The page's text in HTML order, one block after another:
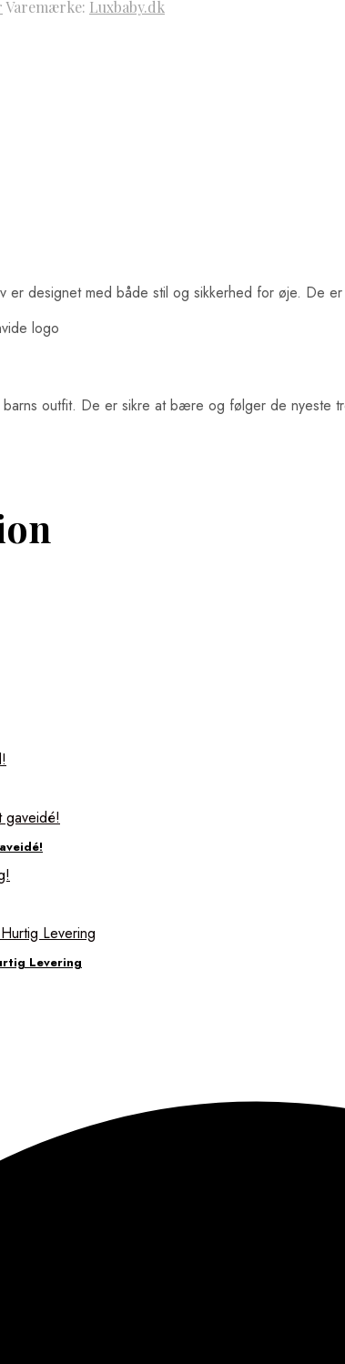
Varemærke: Luxbaby.dk
er designet med både stil og sikkerhed for øje. De
logo
outfit. De er sikre at bære og følger de nyeste
Levering